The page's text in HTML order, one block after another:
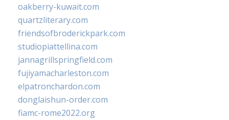
oakberry-kuwait.com
quartzliterary.com
friendsofbroderickpark.com
studiopiattellina.com
jannagrillspringfield.com
fujiyamacharleston.com
elpatronchardon.com
donglaishun-order.com
fiamc-rome2022.org